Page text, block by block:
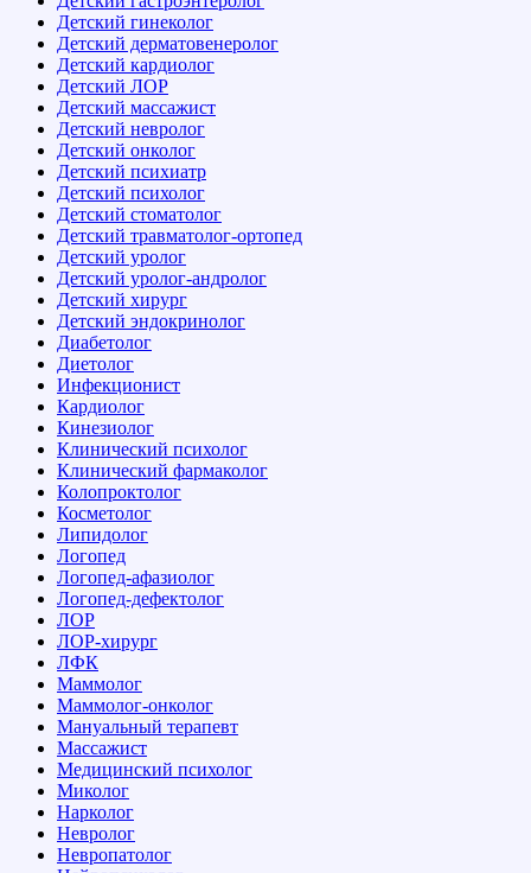
Детский гинеколог
Детский дерматовенеролог
Детский кардиолог
Детский ЛОР
Детский массажист
Детский невролог
Детский онколог
Детский психиатр
Детский психолог
Детский стоматолог
Детский травматолог-ортопед
Детский уролог
Детский уролог-андролог
Детский хирург
Детский эндокринолог
Диабетолог
Диетолог
Инфекционист
Кардиолог
Кинезиолог
Клинический психолог
Клинический фармаколог
Колопроктолог
Косметолог
Липидолог
Логопед
Логопед-афазиолог
Логопед-дефектолог
ЛОР
ЛОР-хирург
ЛФК
Маммолог
Маммолог-онколог
Мануальный терапевт
Массажист
Медицинский психолог
Миколог
Нарколог
Невролог
Невропатолог